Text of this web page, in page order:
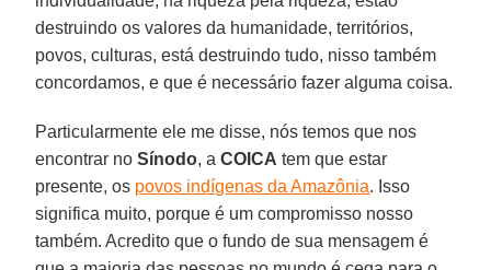
destruindo os valores da humanidade, territórios,
povos, culturas, está destruindo tudo, nisso também
concordamos, e que é necessário fazer alguma coisa.
Particularmente ele me disse, nós temos que nos
encontrar noSínodo, aCOICA tem que estar
presente, os povos indígenas da Amazônia. Isso
significa muito, porque é um compromisso nosso
também. Acredito que o fundo de sua mensagem é